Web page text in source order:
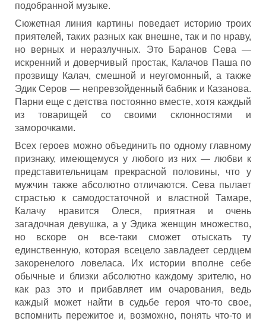
подобранной музыке.
Сюжетная линия картины поведает историю троих
приятелей, таких разных как внешне, так и по нраву,
но верных и неразлучных. Это Баранов Сева —
искренний и доверчивый простак, Калачов Паша по
прозвищу Калач, смешной и неугомонный, а также
Эдик Серов — непревзойденный бабник и Казанова.
Парни еще с детства постоянно вместе, хотя каждый
из товарищей со своими склонностями и
заморочками.
Всех героев можно объединить по одному главному
признаку, имеющемуся у любого из них — любви к
представительницам прекрасной половины, что у
мужчин также абсолютно отличаются. Сева пылает
страстью к самодостаточной и властной Тамаре,
Калачу нравится Олеся, приятная и очень
загадочная девушка, а у Эдика женщин множество,
но вскоре он все-таки сможет отыскать ту
единственную, которая всецело завладеет сердцем
закоренелого ловеласа. Их истории вполне себе
обычные и близки абсолютно каждому зрителю, но
как раз это и прибавляет им очарования, ведь
каждый может найти в судьбе героя что-то свое,
вспомнить пережитое и, возможно, понять что-то и